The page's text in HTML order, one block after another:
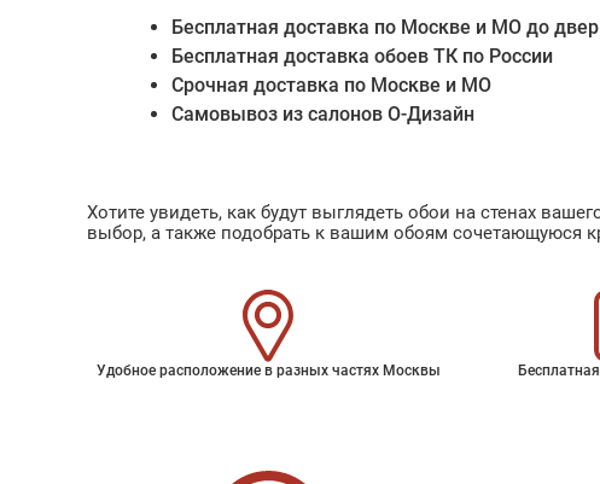
Бесплатная доставка по Москве и МО до
Бесплатная доставка обоев ТК по России
Срочная доставка по Москве и МО
Самовывоз из салонов О-Дизайн
Хотите увидеть, как будут выглядеть обои на стенах
выбор, а также подобрать к вашим обоям сочетающуюся
Удобное расположение в разных частях Москвы